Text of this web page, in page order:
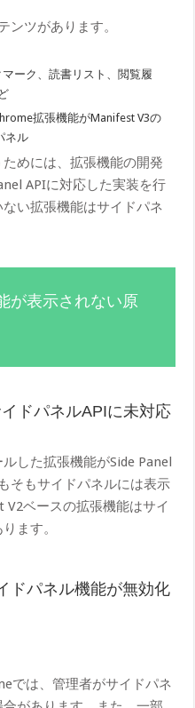
ンツがあります。
マーク、読書リスト、閲覧履
拡張機能がManifest V3の
ネル
めには、拡張機能の開発
APIに対応した実装を行
い拡張機能はサイドパネ
が表示されない原
ドパネルAPIに未対応
した拡張機能がSide Panel
そもサイドパネルには表示
ベースの拡張機能はサイ
ます。
ドパネル機能が無効化
では、管理者がサイドパネ